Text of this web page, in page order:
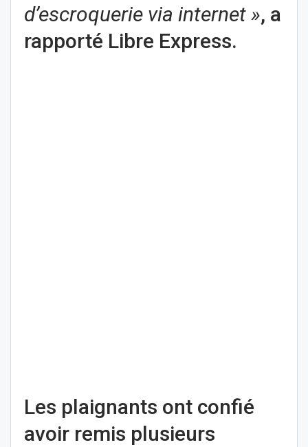
d’escroquerie via internet », a
rapporté Libre Express.
Les plaignants ont confié
avoir remis plusieurs